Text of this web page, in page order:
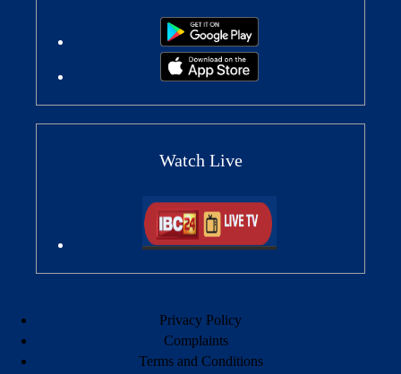
Watch Live
Privacy Policy
Complaints
Terms and Conditions